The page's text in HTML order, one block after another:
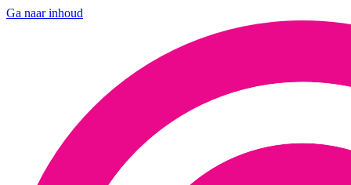
Ga naar inhoud